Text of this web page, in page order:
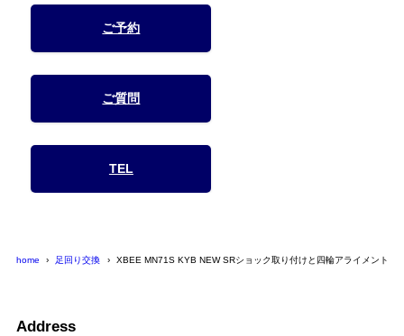
ご予約
ご質問
TEL
home 足回り交換 XBEE MN71S KYB NEW SRショック取り付けと四輪アライメント
Address